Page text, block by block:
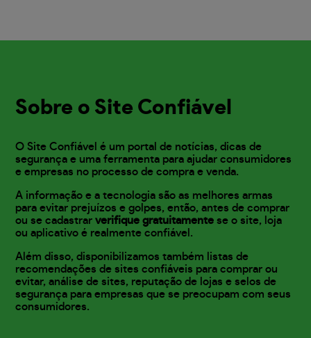
Sobre o Site Confiável
O Site Confiável é um portal de notícias, dicas de
segurança e uma ferramenta para ajudar consumidores
e empresas no processo de compra e venda.
A informação e a tecnologia são as melhores armas
para evitar prejuízos e golpes, então, antes de comprar
ou se cadastrarverifique gratuitamente se o site, loja
ou aplicativo é realmente confiável.
Além disso, disponibilizamos também listas de
recomendações de sites confiáveis para comprar ou
evitar, análise de sites, reputação de lojas e selos de
segurança para empresas que se preocupam com seus
consumidores.